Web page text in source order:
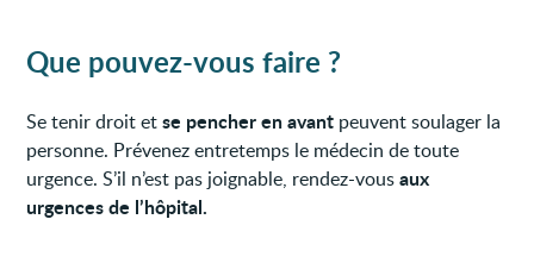
Que pouvez-vous faire ?
Se tenir droit etse pencher en avant peuvent soulager la
personne. Prévenez entretemps le médecin de toute
urgence. S’il n’est pas joignable, rendez-vousaux
urgences de l’hôpital.